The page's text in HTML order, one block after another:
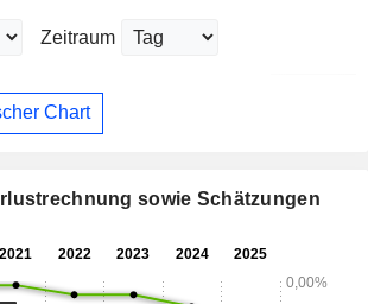
Zeitraum
Chart
sowie Schätzungen